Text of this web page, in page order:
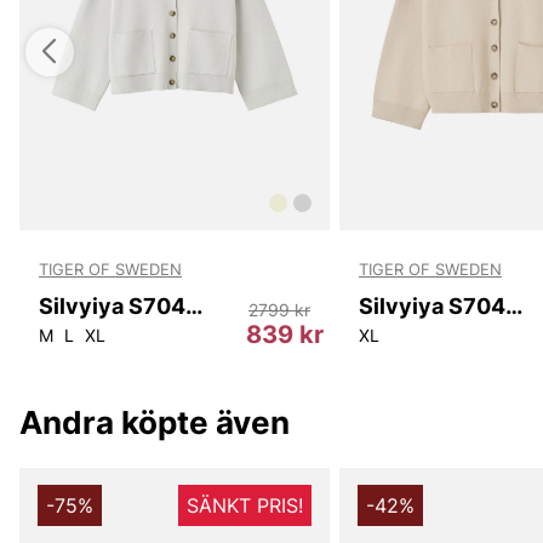
TIGER OF SWEDEN
Silvyiya S70429 0C8
M L XL 839 kr
2799 kr
TIGER OF SWEDEN
Silvyiya S70429 04G
XL
Andra köpte även
-75% SÄNKT PRIS! -42%